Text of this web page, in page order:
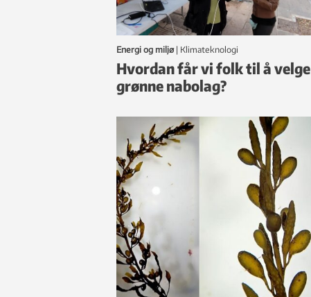
Energi og miljø | klimateknologi
Hvordan får vi folk til å velge
grønne nabolag?